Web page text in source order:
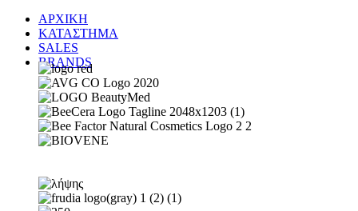
ΑΡΧΙΚΗ
ΚΑΤΑΣΤΗΜΑ
SALES
BRANDS